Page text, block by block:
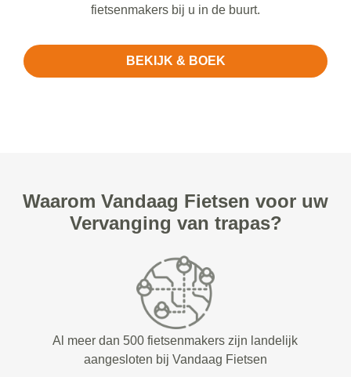
fietsenmakers bij u in de buurt.
BEKIJK & BOEK
Waarom Vandaag Fietsen voor uw
Vervanging van trapas?
Al meer dan 500 fietsenmakers zijn landelijk
aangesloten bij Vandaag Fietsen